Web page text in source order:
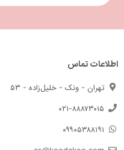
اطلاعات تماس
تهران - ونک - خلیل‌زاده - ۵۳
۰۲۱-۸۸۸۷۳۰۱۵
۰۹۹۰۵۳۸۸۱۹۱